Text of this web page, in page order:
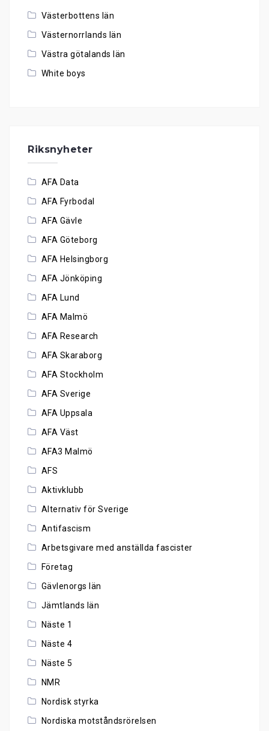
Västerbottens län
Västernorrlands län
Västra götalands län
White boys
Riksnyheter
AFA Data
AFA Fyrbodal
AFA Gävle
AFA Göteborg
AFA Helsingborg
AFA Jönköping
AFA Lund
AFA Malmö
AFA Research
AFA Skaraborg
AFA Stockholm
AFA Sverige
AFA Uppsala
AFA Väst
AFA3 Malmö
AFS
Aktivklubb
Alternativ för Sverige
Antifascism
Arbetsgivare med anställda fascister
Företag
Gävlenorgs län
Jämtlands län
Näste 1
Näste 4
Näste 5
NMR
Nordisk styrka
Nordiska motståndsrörelsen